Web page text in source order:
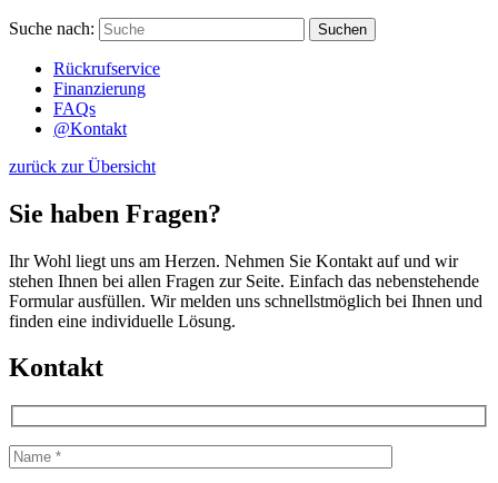
Suche nach: Suchen
Rückrufservice
Finanzierung
FAQs
@Kontakt
zurück zur Übersicht
Sie haben Fragen?
Ihr Wohl liegt uns am Herzen. Nehmen Sie Kontakt auf und wir
stehen Ihnen bei allen Fragen zur Seite. Einfach das nebenstehende
Formular ausfüllen. Wir melden uns schnellstmöglich bei Ihnen und
finden eine individuelle Lösung.
Kontakt